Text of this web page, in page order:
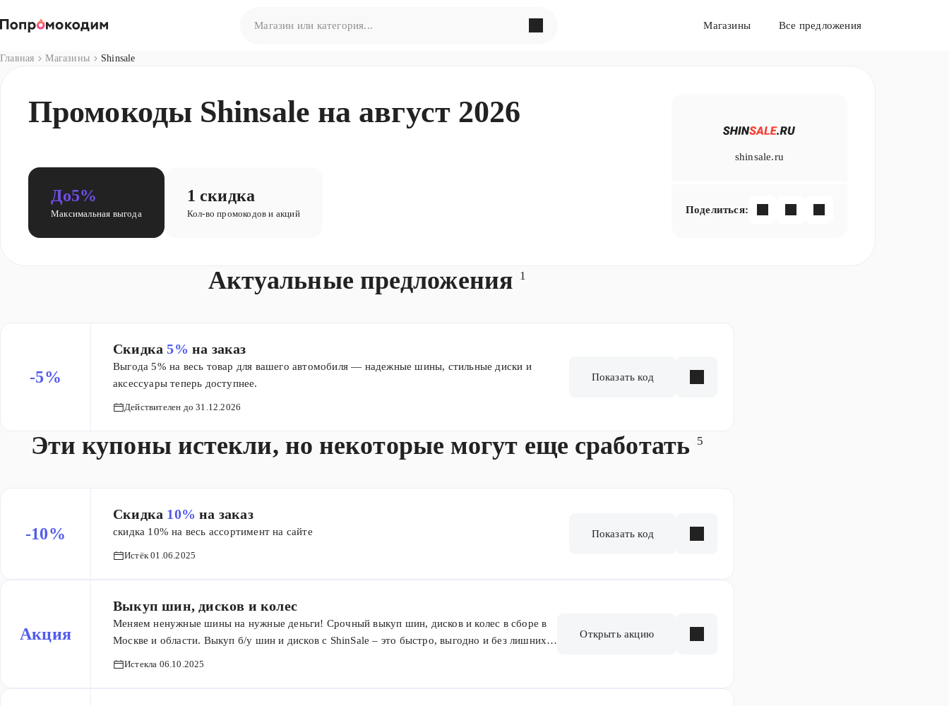
Попробуйте сформулировать запрос по-другому
Магазины Все предложения
Главная Магазины Shinsale
Промокоды Shinsale на август 2026
До5%
Максимальная выгода
1 скидка
Кол-во промокодов и акций
shinsale.ru
Поделиться:
Актуальные предложения 1
-5%
Скидка 5% на заказ
Выгода 5% на весь товар для вашего автомобиля — надежные шины, стильные диски и
аксессуары теперь доступнее.
Действителен до 31.12.2026
Показать код
Эти купоны истекли, но некоторые могут еще сработать 5
-10%
Скидка 10%на заказ
скидка 10% на весь ассортимент на сайте
Истёк 01.06.2025
Показать код
Акция
Выкуп шин, дисков и колес
Меняем ненужные шины на нужные деньги! Срочный выкуп шин, дисков и колес в сборе в
Москве и области. Выкуп б/у шин и дисков с ShinSale – это быстро, выгодно и без лишних
Истекла 06.10.2025
Открыть акцию